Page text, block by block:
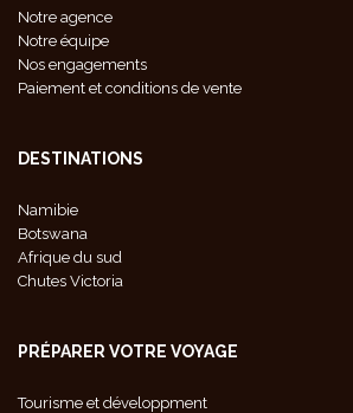
Notre agence
Notre équipe
Nos engagements
Paiement et conditions de vente
DESTINATIONS
Namibie
Botswana
Afrique du sud
Chutes Victoria
PRÉPARER VOTRE VOYAGE
Tourisme et développment